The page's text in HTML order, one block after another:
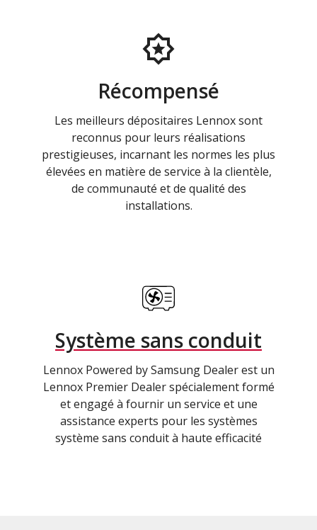
Récompensé
Les meilleurs dépositaires Lennox sont
reconnus pour leurs réalisations
prestigieuses, incarnant les normes les plus
élevées en matière de service à la clientèle,
de communauté et de qualité des
installations.
Système sans conduit
Lennox Powered by Samsung Dealer est un
Lennox Premier Dealer spécialement formé
et engagé à fournir un service et une
assistance experts pour les systèmes
système sans conduit à haute efficacité